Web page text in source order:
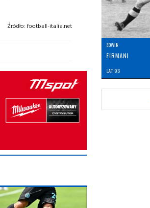
Źródło: football-italia.net
EDWIN
FIRMANI
LAT: 93